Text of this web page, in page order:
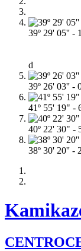
39º 29' 05'' -
d
39º 26' 03'' -
41º 55' 19" -
40º 22' 30" -
38º 30' 20'' -